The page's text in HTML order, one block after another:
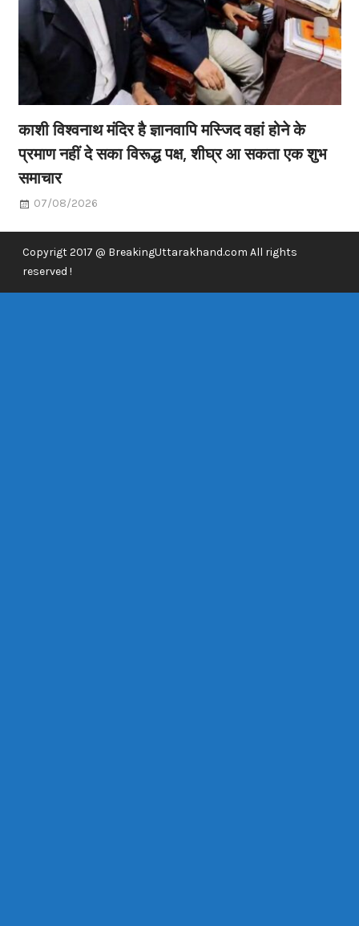
काशी विश्वनाथ मंदिर है ज्ञानवापि मस्जिद वहां होने के
प्रमाण नहीं दे सका विरूद्ध पक्ष, शीघ्र आ सकता एक शुभ
समाचार
07/08/2026
Copyrigt 2017 @ BreakingUttarakhand.com All rights
reserved !